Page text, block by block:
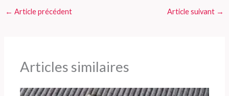
← Article précédent Article suivant →
Articles similaires